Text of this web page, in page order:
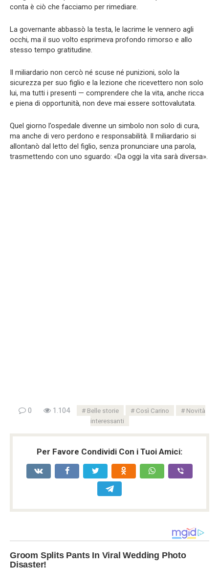
conta è ciò che facciamo per rimediare.
La governante abbassò la testa, le lacrime le vennero agli
occhi, ma il suo volto esprimeva profondo rimorso e allo
stesso tempo gratitudine.
Il miliardario non cercò né scuse né punizioni, solo la
sicurezza per suo figlio e la lezione che ricevettero non solo
lui, ma tutti i presenti — comprendere che la vita, anche ricca
e piena di opportunità, non deve mai essere sottovalutata.
Quel giorno l’ospedale divenne un simbolo non solo di cura,
ma anche di vero perdono e responsabilità. Il miliardario si
allontanò dal letto del figlio, senza pronunciare una parola,
trasmettendo con uno sguardo: «Da oggi la vita sarà diversa».
0 1.104 Belle storie Così Carino
Novità
interessanti
Per Favore Condividi Con i Tuoi Amici: